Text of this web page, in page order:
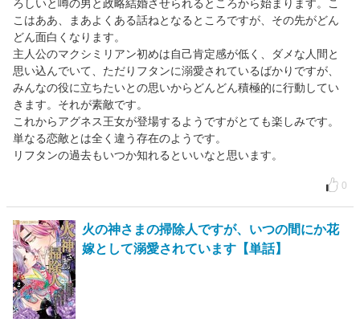
ろしいと噂の男と政略結婚させられるところから始まります。こ
こはああ、まあよくある話ねとなるところですが、その先がどん
どん面白くなります。
主人公のマクシミリアン初めは自己肯定感が低く、ダメな人間と
思い込んでいて、ただりフタンに溺愛されているばかりですが、
みんなの役に立ちたいとの思いからどんどん積極的に行動してい
きます。それが素敵です。
これからアグネス王女が登場するようですがとても楽しみです。
単なる恋敵とは全く違う存在のようです。
リフタンの過去もいつか知れるといいなと思います。
0
火の神さまの掃除人ですが、いつの間にか花
嫁として溺愛されています【単話】